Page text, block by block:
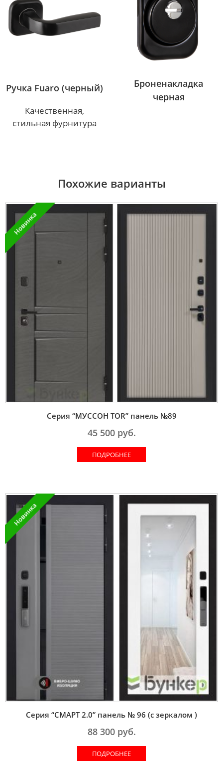
Ручка Fuaro (черный)
Качественная,
стильная фурнитура
Броненакладка
черная
Похожие варианты
Новинка
Серия “МУССОН TOR” панель №89
45 500руб.
ПОДРОБНЕЕ
Новинка
Серия “СМАРТ 2.0” панель № 96 (с зеркалом )
88 300руб.
ПОДРОБНЕЕ